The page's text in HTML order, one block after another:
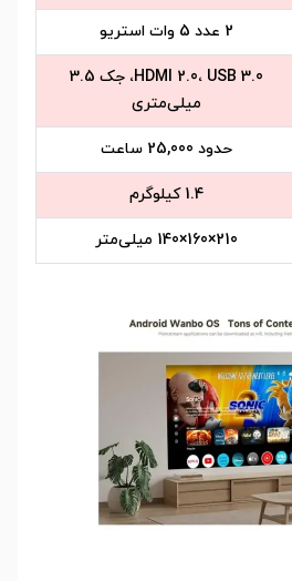
2 عدد 5 وات استریو
HDMI 2.0، USB 3.0، جک 3.5
میلی‌متری
حدود 25,000 ساعت
1.4 کیلوگرم
210×160×140 میلی‌متر